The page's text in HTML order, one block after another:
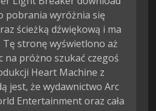
pobrania wyróżnia się
ścieżką dźwiękową i ma
Tę stronę wyświetlono aż
na próżno szukać czegoś
Heart Machine z
jest, że wydawnictwo Arc
Entertainment oraz cała